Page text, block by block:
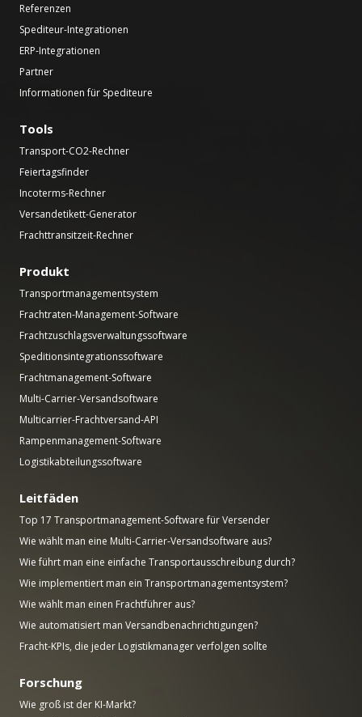
Referenzen
Spediteur-Integrationen
ERP-Integrationen
Partner
Informationen für Spediteure
Tools
Transport-CO2-Rechner
Feiertagsfinder
Incoterms-Rechner
Versandetikett-Generator
Frachttransitzeit-Rechner
Produkt
Transportmanagementsystem
Frachtraten-Management-Software
Frachtzuschlagsverwaltungssoftware
Speditionsintegrationssoftware
Frachtmanagement-Software
Multi-Carrier-Versandsoftware
Multicarrier-Frachtversand-API
Rampenmanagement-Software
Logistikabteilungssoftware
Leitfäden
Top 17 Transportmanagement-Software für Versender
Wie wählt man eine Multi-Carrier-Versandsoftware aus?
Wie führt man eine einfache Transportausschreibung durch?
Wie implementiert man ein Transportmanagementsystem?
Wie wählt man einen Frachtführer aus?
Wie automatisiert man Versandbenachrichtigungen?
Fracht-KPIs, die jeder Logistikmanager verfolgen sollte
Forschung
Wie groß ist der KI-Markt?